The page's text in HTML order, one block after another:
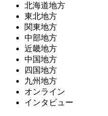
北海道地方
東北地方
関東地方
中部地方
近畿地方
中国地方
四国地方
九州地方
オンライン
インタビュー